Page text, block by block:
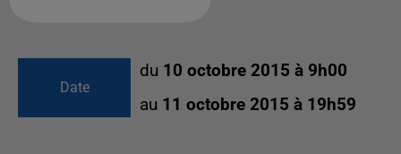
Date
du 10 octobre 2015 à 9h00
au 11 octobre 2015 à 19h59